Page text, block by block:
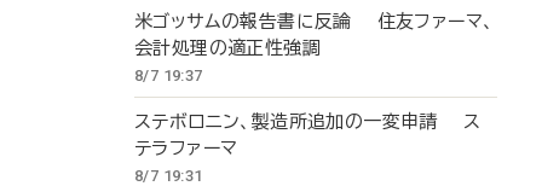
米ゴッサムの報告書に反論 住友ファーマ、
会計処理の適正性強調
8/7 19:37
ステボロニン、製造所追加の一変申請 ス
テラファーマ
8/7 19:31